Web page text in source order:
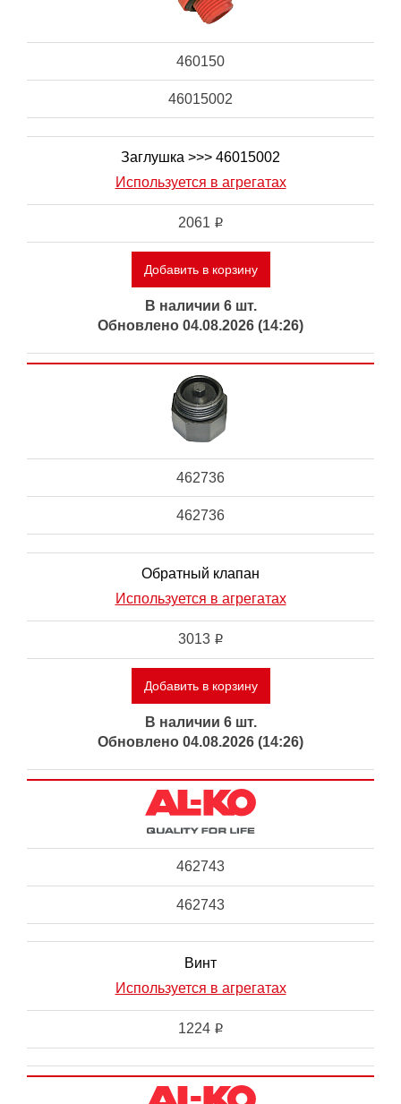
460150
46015002
Заглушка >>> 46015002
Используется в агрегатах
2061 i
Добавить в корзину
В наличии 6 шт.
Обновлено 04.08.2026 (14:26)
462736
462736
Обратный клапан
Используется в агрегатах
3013 i
Добавить в корзину
В наличии 6 шт.
Обновлено 04.08.2026 (14:26)
462743
462743
Винт
Используется в агрегатах
1224 i